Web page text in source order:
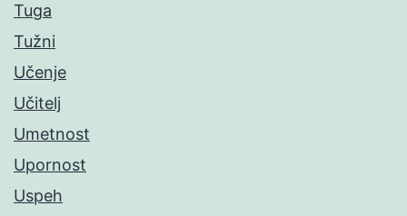
Tuga
Tužni
Učenje
Učitelj
Umetnost
Upornost
Uspeh